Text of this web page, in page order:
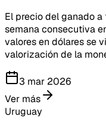
El precio del ganado
semana consecutiva
valores en dólares se
valorización de la
3 mar 2026
Ver más
Uruguay